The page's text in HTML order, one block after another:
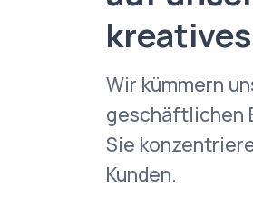
Wir kümmern
geschäftlichen
Sie
Kunden.